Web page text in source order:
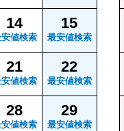
14
値検索
15
最安値検索
21
値検索
22
最安値検索
28
値検索
29
最安値検索